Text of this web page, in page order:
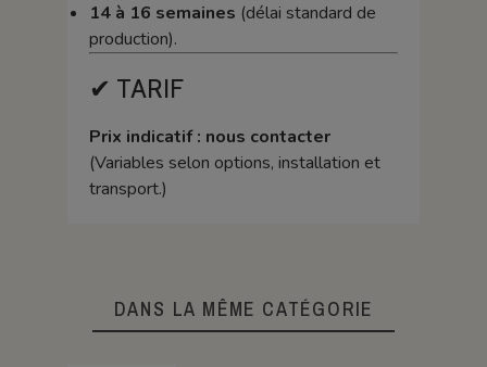
14 à 16 semaines (délai standard de
production).
✔ TARIF
Prix indicatif : nous contacter
(Variables selon options, installation et
transport.)
DANS LA MÊME CATÉGORIE